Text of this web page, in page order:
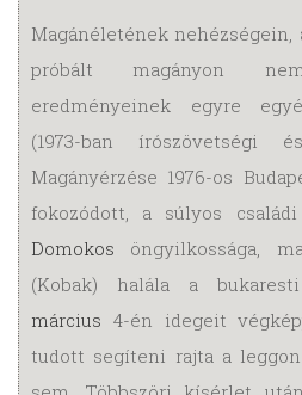
Magánéletének nehézségein,
próbált magányon
eredményeinek egyre
(1973-ban írószövetségi
Magányérzése 1976-os
fokozódott, a súlyos
Domokos öngyilkossága,
(Kobak) halála a bukaresti
március 4-én idegeit
tudott segíteni rajta a